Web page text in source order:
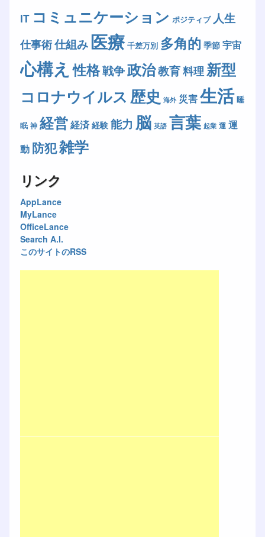
IT コミュニケーション ポジティブ 人生
仕事術仕組み医療 千差万別 多角的 季節 宇宙
心構え 性格戦争政治教育料理 新型
コロナウイルス 歴史 海外 災害生活 睡
眠 神 経営経済 経験 能力 脳 英語 言葉 起業 運 運
動 防犯雑学
リンク
AppLance
MyLance
OfficeLance
Search A.I.
このサイトのRSS